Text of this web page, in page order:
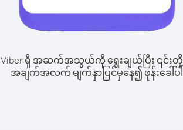
Viber ရှိ အဆက်အသွယ်ကို ရွေးချယ်ပြီး ၎င်း
အချက်အလက် မျက်နှာပြင်မှနေ၍ ဖုန်းခေါ်ပါ